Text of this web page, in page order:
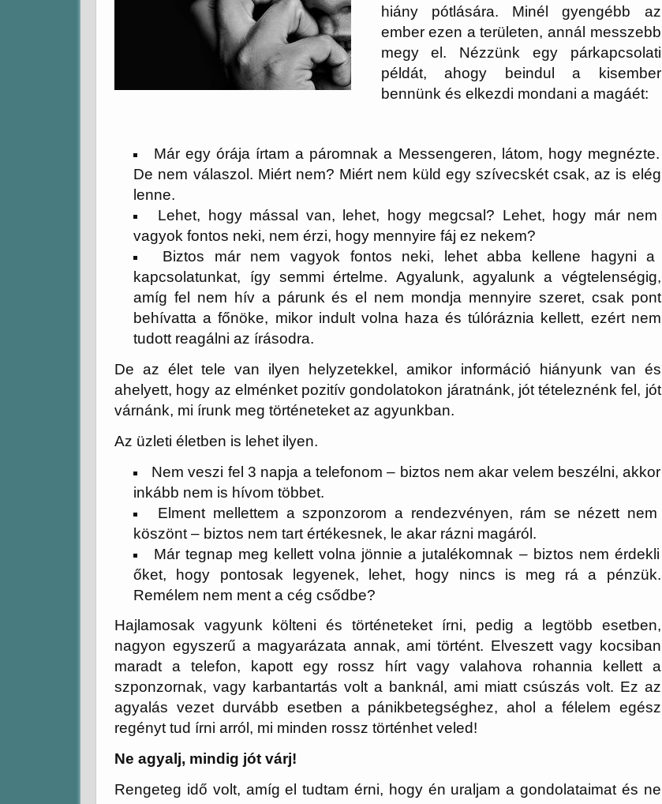
hiány pótlására. Minél gyengébb az
ember ezen a területen, annál messzebb
megy el. Nézzünk egy párkapcsolati
példát, ahogy beindul a kisember
bennünk és elkezdi mondani a magáét:
Már egy órája írtam a páromnak a Messengeren, látom, hogy megnézte.
De nem válaszol. Miért nem? Miért nem küld egy szívecskét csak, az is elég
lenne.
Lehet, hogy mással van, lehet, hogy megcsal? Lehet, hogy már nem
vagyok fontos neki, nem érzi, hogy mennyire fáj ez nekem?
Biztos már nem vagyok fontos neki, lehet abba kellene hagyni a
kapcsolatunkat, így semmi értelme. Agyalunk, agyalunk a végtelenségig,
amíg fel nem hív a párunk és el nem mondja mennyire szeret, csak pont
behívatta a főnöke, mikor indult volna haza és túlóráznia kellett, ezért nem
tudott reagálni az írásodra.
De az élet tele van ilyen helyzetekkel, amikor információ hiányunk van és
ahelyett, hogy az elménket pozitív gondolatokon járatnánk, jót tételeznénk fel, jót
várnánk, mi írunk meg történeteket az agyunkban.
Az üzleti életben is lehet ilyen.
Nem veszi fel 3 napja a telefonom – biztos nem akar velem beszélni, akkor
inkább nem is hívom többet.
Elment mellettem a szponzorom a rendezvényen, rám se nézett nem
köszönt – biztos nem tart értékesnek, le akar rázni magáról.
Már tegnap meg kellett volna jönnie a jutalékomnak – biztos nem érdekli
őket, hogy pontosak legyenek, lehet, hogy nincs is meg rá a pénzük.
Remélem nem ment a cég csődbe?
Hajlamosak vagyunk költeni és történeteket írni, pedig a legtöbb esetben,
nagyon egyszerű a magyarázata annak, ami történt. Elveszett vagy kocsiban
maradt a telefon, kapott egy rossz hírt vagy valahova rohannia kellett a
szponzornak, vagy karbantartás volt a banknál, ami miatt csúszás volt. Ez az
agyalás vezet durvább esetben a pánikbetegséghez, ahol a félelem egész
regényt tud írni arról, mi minden rossz történhet veled!
Ne agyalj, mindig jót várj!
Rengeteg idő volt, amíg el tudtam érni, hogy én uraljam a gondolataimat és ne